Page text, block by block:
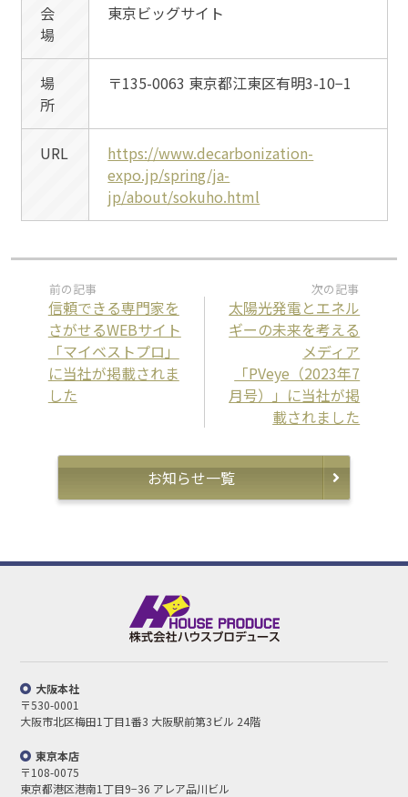
会
場
東京ビッグサイト
場
所
〒135-0063 東京都江東区有明3-10−1
URL
https://www.decarbonization-
expo.jp/spring/ja-
jp/about/sokuho.html
信頼できる専門家を
さがせるWEBサイト
「マイベストプロ」
に当社が掲載されま
した
太陽光発電とエネル
ギーの未来を考える
メディア
「PVeye（2023年7
月号）」に当社が掲
載されました
お知らせ一覧
大阪本社
〒530-0001
大阪市北区梅田1丁目1番3 大阪駅前第3ビル 24階
東京本店
〒108-0075
東京都港区港南1丁目9−36 アレア品川ビル